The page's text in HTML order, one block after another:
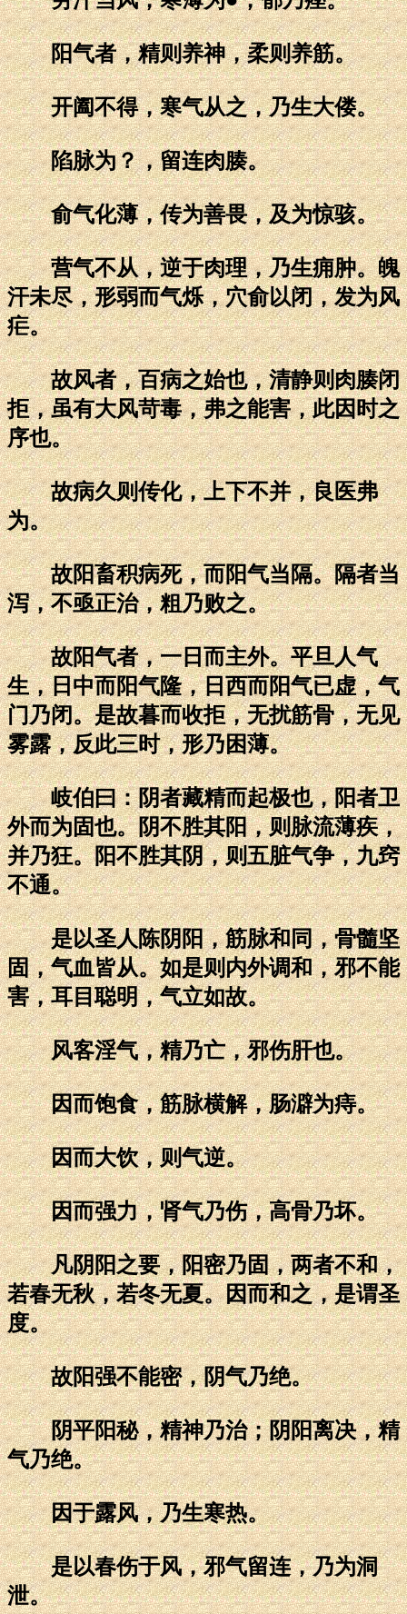
阳气者，精则养神，柔则养筋。
开阖不得，寒气从之，乃生大偻。
陷脉为？，留连肉腠。
俞气化薄，传为善畏，及为惊骇。
营气不从，逆于肉理，乃生痈肿。魄
汗未尽，形弱而气烁，穴俞以闭，发为风
疟。
故风者，百病之始也，清静则肉腠闭
拒，虽有大风苛毒，弗之能害，此因时之
序也。
故病久则传化，上下不并，良医弗
为。
故阳畜积病死，而阳气当隔。隔者当
泻，不亟正治，粗乃败之。
故阳气者，一日而主外。平旦人气
生，日中而阳气隆，日西而阳气已虚，气
门乃闭。是故暮而收拒，无扰筋骨，无见
雾露，反此三时，形乃困薄。
岐伯曰：阴者藏精而起极也，阳者卫
外而为固也。阴不胜其阳，则脉流薄疾，
并乃狂。阳不胜其阴，则五脏气争，九窍
不通。
是以圣人陈阴阳，筋脉和同，骨髓坚
固，气血皆从。如是则内外调和，邪不能
害，耳目聪明，气立如故。
风客淫气，精乃亡，邪伤肝也。
因而饱食，筋脉横解，肠澼为痔。
因而大饮，则气逆。
因而强力，肾气乃伤，高骨乃坏。
凡阴阳之要，阳密乃固，两者不和，
若春无秋，若冬无夏。因而和之，是谓圣
度。
故阳强不能密，阴气乃绝。
阴平阳秘，精神乃治；阴阳离决，精
气乃绝。
因于露风，乃生寒热。
是以春伤于风，邪气留连，乃为洞
泄。